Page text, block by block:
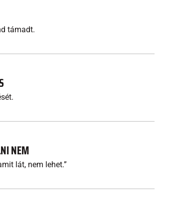
támadt.
NEM
lát, nem lehet.”